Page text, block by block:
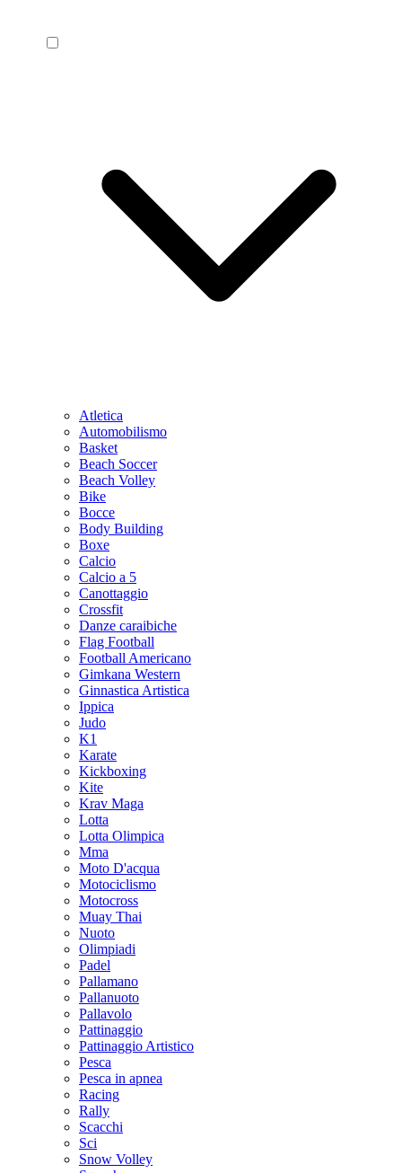
Atletica
Automobilismo
Basket
Beach Soccer
Beach Volley
Bike
Bocce
Body Building
Boxe
Calcio
Calcio a 5
Canottaggio
Crossfit
Danze caraibiche
Flag Football
Football Americano
Gimkana Western
Ginnastica Artistica
Ippica
Judo
K1
Karate
Kickboxing
Kite
Krav Maga
Lotta
Lotta Olimpica
Mma
Moto D'acqua
Motociclismo
Motocross
Muay Thai
Nuoto
Olimpiadi
Padel
Pallamano
Pallanuoto
Pallavolo
Pattinaggio
Pattinaggio Artistico
Pesca
Pesca in apnea
Racing
Rally
Scacchi
Sci
Snow Volley